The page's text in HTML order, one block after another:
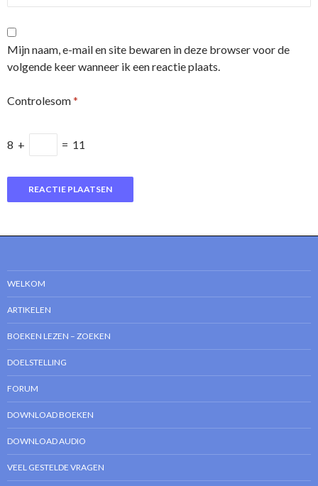
Mijn naam, e-mail en site bewaren in deze browser voor de
volgende keer wanneer ik een reactie plaats.
Controlesom*
8 + = 11
WELKOM
ARTIKELEN
BOEKEN LEZEN – ZOEKEN
DOELSTELLING
FORUM
DOWNLOAD BOEKEN
DOWNLOAD AUDIO
VEEL GESTELDE VRAGEN